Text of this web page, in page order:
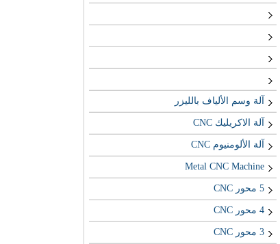
آلة وسم الألياف بالليزر
آلة الاكريليك CNC
آلة الألومنيوم CNC
Metal CNC Machine
5 محور CNC
4 محور CNC
3 محور CNC